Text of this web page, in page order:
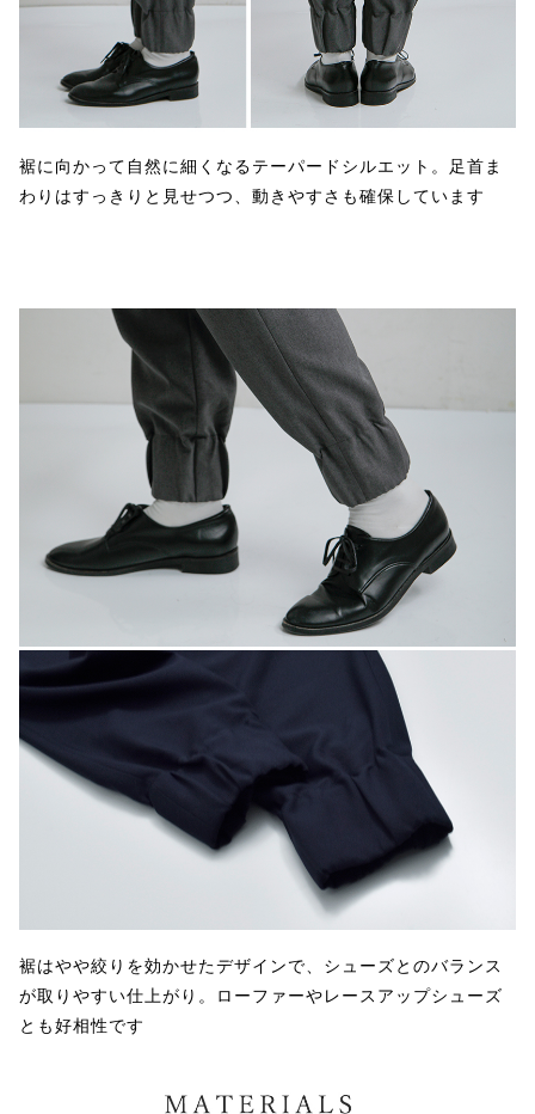
裾に向かって自然に細くなるテーパードシルエット。足首ま
わりはすっきりと見せつつ、動きやすさも確保しています
裾はやや絞りを効かせたデザインで、シューズとのバランス
が取りやすい仕上がり。ローファーやレースアップシューズ
とも好相性です